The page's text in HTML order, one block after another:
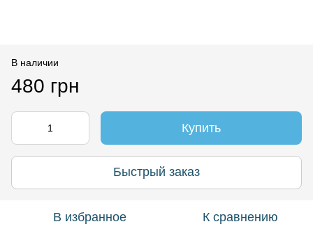
В наличии
480 грн
Купить
Быстрый заказ
В избранное К сравнению